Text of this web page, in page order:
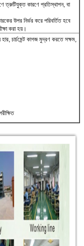
ত্রুটিযুক্ত কারণে প্রতিস্থাপন, বা
উপর নির্ভর করে পরিবর্তিত হবে
করা হয়।
চার্চমেন্ট কাগজ মুদ্রণ করতে সক্ষম,